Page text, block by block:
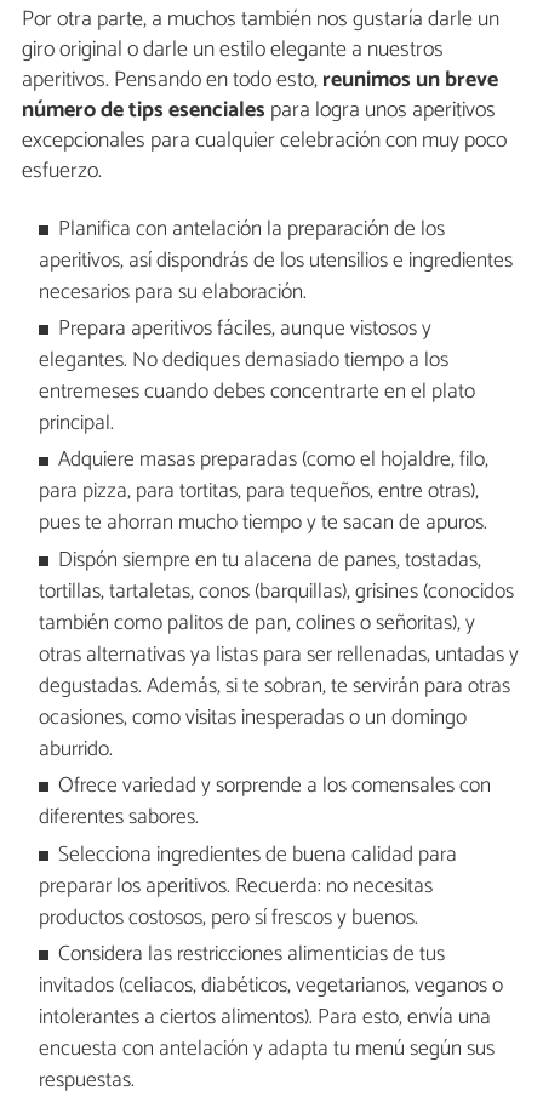
Por otra parte, a muchos también nos gustaría darle un
giro original o darle un estilo elegante a nuestros
aperitivos. Pensando en todo esto,reunimos un breve
número de tips esenciales para logra unos aperitivos
excepcionales para cualquier celebración con muy poco
esfuerzo.
Planifica con antelación la preparación de los
aperitivos, así dispondrás de los utensilios e ingredientes
necesarios para su elaboración.
Prepara aperitivos fáciles, aunque vistosos y
elegantes. No dediques demasiado tiempo a los
entremeses cuando debes concentrarte en el plato
principal.
Adquiere masas preparadas (como el hojaldre, filo,
para pizza, para tortitas, para tequeños, entre otras),
pues te ahorran mucho tiempo y te sacan de apuros.
Dispón siempre en tu alacena de panes, tostadas,
tortillas, tartaletas, conos (barquillas), grisines (conocidos
también como palitos de pan, colines o señoritas), y
otras alternativas ya listas para ser rellenadas, untadas y
degustadas. Además, si te sobran, te servirán para otras
ocasiones, como visitas inesperadas o un domingo
aburrido.
Ofrece variedad y sorprende a los comensales con
diferentes sabores.
Selecciona ingredientes de buena calidad para
preparar los aperitivos. Recuerda: no necesitas
productos costosos, pero sí frescos y buenos.
Considera las restricciones alimenticias de tus
invitados (celiacos, diabéticos, vegetarianos, veganos o
intolerantes a ciertos alimentos). Para esto, envía una
encuesta con antelación y adapta tu menú según sus
respuestas.